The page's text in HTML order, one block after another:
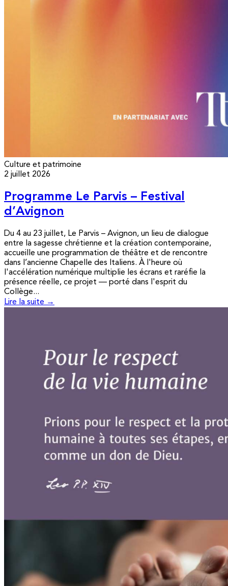
Culture et patrimoine
2 juillet 2026
Programme Le Parvis – Festival
d’Avignon
Du 4 au 23 juillet, Le Parvis – Avignon, un lieu de dialogue
entre la sagesse chrétienne et la création contemporaine,
accueille une programmation de théâtre et de rencontre
dans l’ancienne Chapelle des Italiens. À l'heure où
l'accélération numérique multiplie les écrans et raréfie la
présence réelle, ce projet — porté dans l'esprit du
Collège...
Lire la suite →